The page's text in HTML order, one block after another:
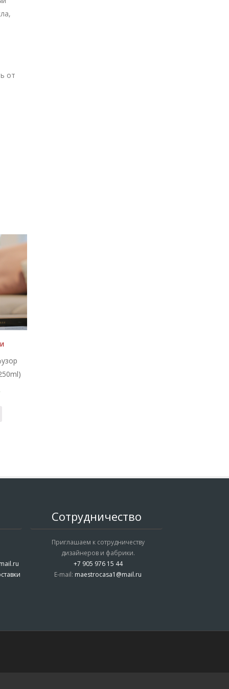
от
Сотрудничество
Приглашаем к сотрудничеству
дизайнеров и фабрики.
+7 905 976 15 44
E-mail: maestrocasa1@mail.ru